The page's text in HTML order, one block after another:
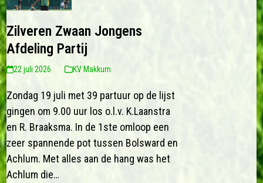
Zilveren Zwaan Jongens
Afdeling Partij
22 juli 2026 KV Makkum
Zondag 19 juli met 39 partuur op de lijst
gingen om 9.00 uur los o.l.v. K.Laanstra
en R. Braaksma. In de 1ste omloop een
zeer spannende pot tussen Bolsward en
Achlum. Met alles aan de hang was het
Achlum die…